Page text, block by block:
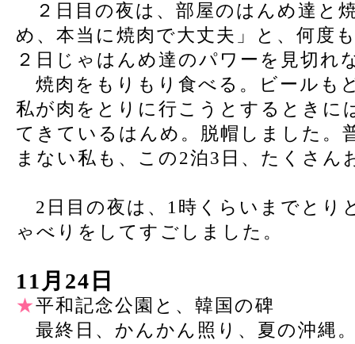
２日目の夜は、部屋のはんめ達と
め、本当に焼肉で大丈夫」と、何度
２日じゃはんめ達のパワーを見切れ
焼肉をもりもり食べる。ビールも
私が肉をとりに行こうとするときに
てきているはんめ。脱帽しました。
まない私も、この2泊3日、たくさん
2日目の夜は、1時くらいまでとり
ゃべりをしてすごしました。
11月24日
★平和記念公園と、韓国の碑
最終日、かんかん照り、夏の沖縄